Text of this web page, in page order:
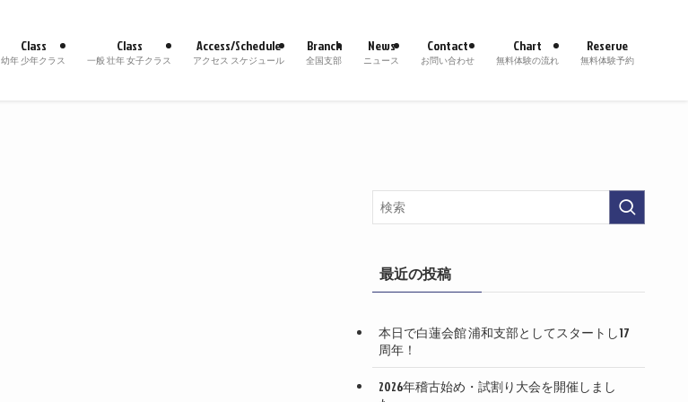
Class
幼年 少年クラス
Class
一般 壮年 女子クラス
Access/Schedule
アクセス スケジュール
Branch
全国支部
News
ニュース
Contact
お問い合わせ
Chart
無料体験の流れ
Reserve
無料体験予約
最近の投稿
本日で白蓮会館 浦和支部としてスタートし17
周年！
2026年稽古始め・試割り大会を開催しまし